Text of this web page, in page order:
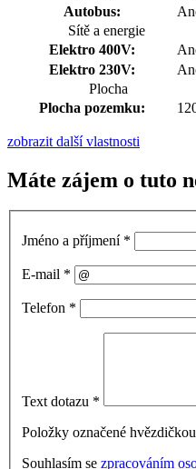
Autobus:
Sítě a energie
Elektro 400V:
Elektro 230V:
Plocha
Plocha pozemku:
zobrazit další vlastnosti
Máte zájem o tuto
Jméno a příjmení *
E-mail *
Telefon *
Text dotazu *
Položky označené
Souhlasím se zpracováním